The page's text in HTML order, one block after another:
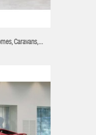
Caravans,...